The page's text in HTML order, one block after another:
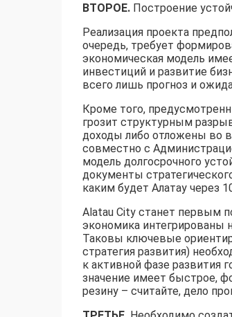
ВТОРОЕ. Построение
Реализация проекта
очередь, требует
экономическая модель
инвестиций и развитие
всего лишь прогноз и
Кроме того,
грозит структурным
доходы либо отложены во
совместно с
модель долгосрочного
документы
каким будет Алатау через
Alatau City станет первым
экономика интегрированы
Таковы ключевые
стратегия развития)
к активной фазе развития
значение имеет быстрое,
резину – считайте, дело